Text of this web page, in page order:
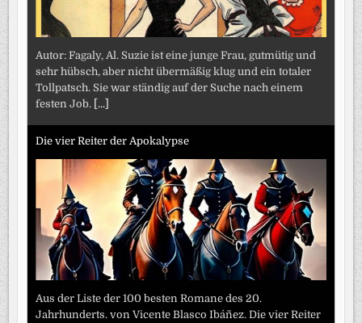
Autor: Fagaly, Al. Suzie ist eine junge Frau, gutmütig und
sehr hübsch, aber nicht übermäßig klug und ein totaler
Tollpatsch. Sie war ständig auf der Suche nach einem
festen Job. [...]
Die vier Reiter der Apokalypse
Aus der Liste der 100 besten Romane des 20.
Jahrhunderts. von Vicente Blasco Ibáñez. Die vier Reiter